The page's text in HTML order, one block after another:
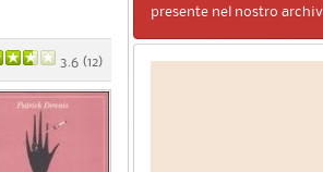
3.6 (12)
presente nel nostro